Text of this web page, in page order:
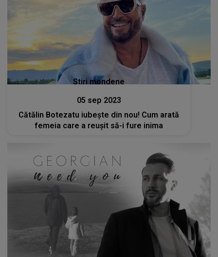
Stiri mondene
05 sep 2023
Cătălin Botezatu iubește din nou! Cum arată
femeia care a reușit să-i fure inima